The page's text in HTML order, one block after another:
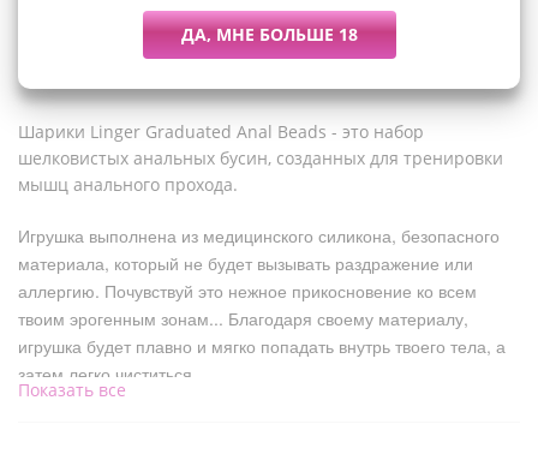
Шарики Linger Graduated Anal Beads - это набор
шелковистых анальных бусин, созданных для тренировки
мышц анального прохода.
Игрушка выполнена из медицинского силикона, безопасного
материала, который не будет вызывать раздражение или
аллергию. Почувствуй это нежное прикосновение ко всем
твоим эрогенным зонам... Благодаря своему материалу,
игрушка будет плавно и мягко попадать внутрь твоего тела, а
затем легко чиститься.
Показать все